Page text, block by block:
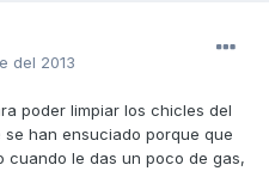
del 2013
poder limpiar los chicles del
han ensuciado porque que
cuando le das un poco de gas,